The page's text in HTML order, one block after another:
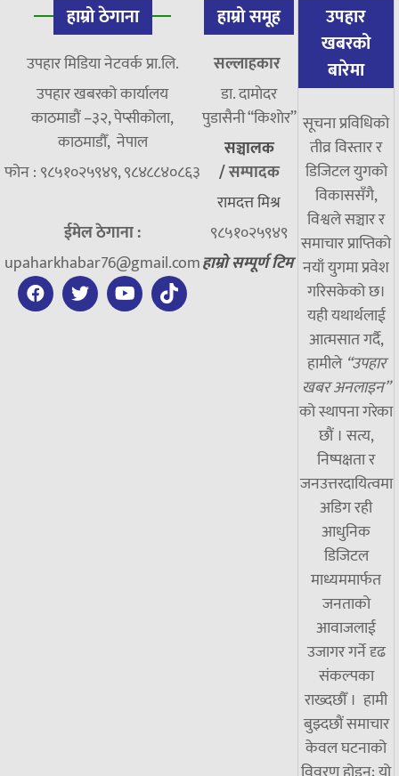
हाम्रो ठेगाना
उपहार मिडिया नेटवर्क प्रा.लि.
उपहार खबरको कार्यालय
काठमाडौं –३२, पेप्सीकोला,
काठमाडौँ, नेपाल
फोन : ९८५१०२५९४९, ९८४८८४०८६३
ईमेल ठेगाना :
upaharkhabar76@gmail.com
हाम्रो समूह
सल्लाहकार
डा. दामाेदर
पुडासैनी “किशाेर”
सञ्चालक
/सम्पादक
रामदत्त मिश्र
९८५१०२५९४९
हाम्रो सम्पूर्ण टिम
उपहार
खबरको
बारेमा
सूचना प्रविधिको
तीव्र विस्तार र
डिजिटल युगको
विकाससँगै,
विश्वले सञ्चार र
समाचार प्राप्तिको
नयाँ युगमा प्रवेश
गरिसकेको छ।
यही यथार्थलाई
आत्मसात गर्दै,
हामीले “उपहार
खबर अनलाइन”
को स्थापना गरेका
छौं । सत्य,
निष्पक्षता र
जनउत्तरदायित्वमा
अडिग रही
आधुनिक
डिजिटल
माध्यममार्फत
जनताको
आवाजलाई
उजागर गर्ने दृढ
संकल्पका
राख्दछौँ । हामी
बुझ्दछौं समाचार
केवल घटनाको